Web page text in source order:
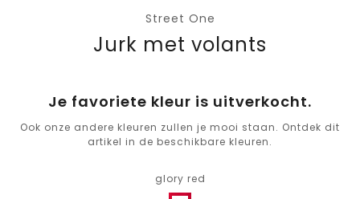
Street One
Jurk met volants
Je favoriete kleur is uitverkocht.
Ook onze andere kleuren zullen je mooi staan. Ontdek dit
artikel in de beschikbare kleuren.
glory red